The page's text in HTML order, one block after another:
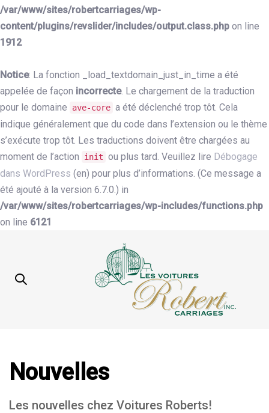
/var/www/sites/robertcarriages/wp-
content/plugins/revslider/includes/output.class.php on line
1912
Notice: La fonction _load_textdomain_just_in_time a été
appelée de façon incorrecte. Le chargement de la traduction
pour le domaine
ave-core a été déclenché trop tôt. Cela
indique généralement que du code dans l’extension ou le thème
s’exécute trop tôt. Les traductions doivent être chargées au
moment de l’action
init ou plus tard. Veuillez lire Débogage
dans WordPress (en) pour plus d’informations. (Ce message a
été ajouté à la version 6.7.0.) in
/var/www/sites/robertcarriages/wp-includes/functions.php
on line 6121
Nouvelles
Les nouvelles chez Voitures Roberts!